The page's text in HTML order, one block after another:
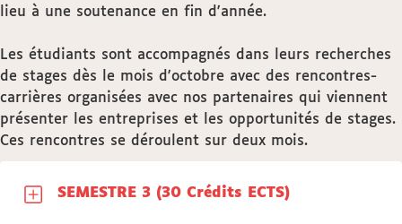
lieu à une soutenance en fin d'année.
Les étudiants sont accompagnés dans leurs recherches
de stages dès le mois d'octobre avec des rencontres-
carrières organisées avec nos partenaires qui viennent
présenter les entreprises et les opportunités de stages.
Ces rencontres se déroulent sur deux mois.
SEMESTRE 3 (30 Crédits ECTS)